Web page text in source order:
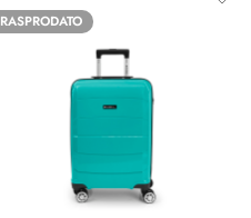
RASPRODATO